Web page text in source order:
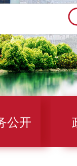
公开